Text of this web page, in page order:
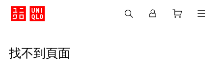
找不到頁面